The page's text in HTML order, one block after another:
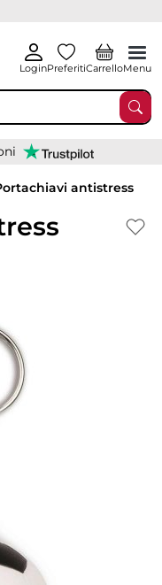
LoginPreferitiCarrelloMenu
antistress